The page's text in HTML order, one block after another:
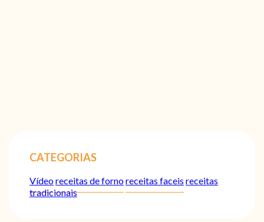
CATEGORIAS
Vídeoreceitas de fornoreceitas faceis receitas
tradicionais